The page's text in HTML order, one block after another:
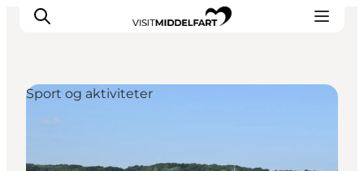
Mad og drikke
Sport og aktiviteter